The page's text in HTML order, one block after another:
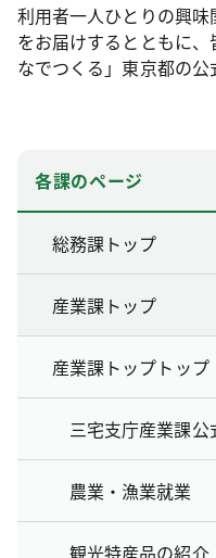
利用者一人ひとりの興
をお届けするとともに
なでつくる」東京都の公
各課のページ
総務課トップ
産業課トップ
産業課トップトップ
三宅支庁産業課
農業・漁業就業
観光特産品の紹介